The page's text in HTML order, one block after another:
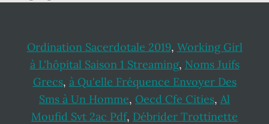
Ordination Sacerdotale 2019, Working Girl
à L'hôpital Saison 1 Streaming, Noms Juifs
Grecs, à Qu'elle Fréquence Envoyer Des
Sms à Un Homme, Oecd Cfe Cities, Al
Moufid Svt 2ac Pdf, Débrider Trottinette